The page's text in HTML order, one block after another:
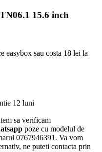
15.6 inch
easybox sau costa 18 lei la
12 luni
sa verificam
poze cu modelul de
0767946391. Va vom
ne puteti contacta prin